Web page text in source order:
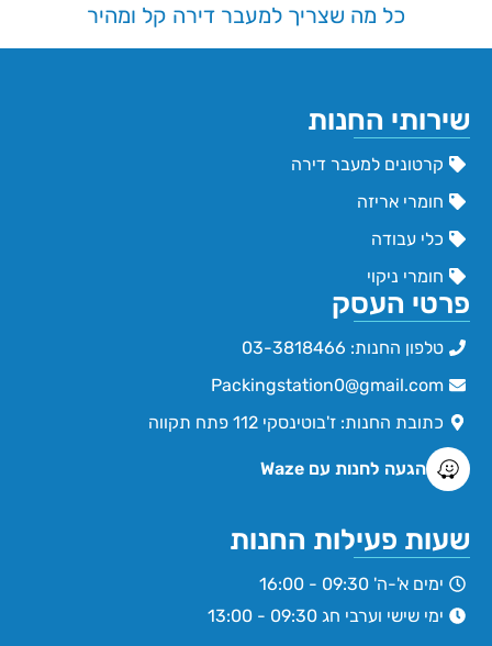
כל מה שצריך למעבר דירה קל ומהיר
שירותי החנות
קרטונים למעבר דירה
חומרי אריזה
כלי עבודה
חומרי ניקוי
פרטי העסק
טלפון החנות: 03-3818466
Packingstation0@gmail.com
כתובת החנות: ז'בוטינסקי 112 פתח תקווה
הגעה לחנות עם Waze
שעות פעילות החנות
ימים א'-ה' 09:30 - 16:00
ימי שישי וערבי חג 09:30 - 13:00